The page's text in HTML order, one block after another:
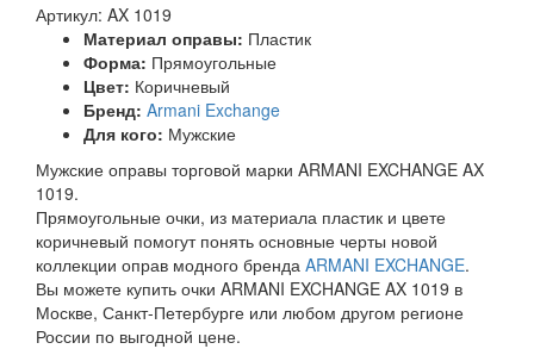
Артикул: AX 1019
Материал оправы: Пластик
Форма: Прямоугольные
Цвет: Коричневый
Бренд: Armani Exchange
Для кого: Мужские
Мужские оправы торговой марки ARMANI EXCHANGE AX
1019.
Прямоугольные очки, из материала пластик и цвете
коричневый помогут понять основные черты новой
коллекции оправ модного бренда ARMANI EXCHANGE.
Вы можете купить очки ARMANI EXCHANGE AX 1019 в
Москве, Санкт-Петербурге или любом другом регионе
России по выгодной цене.